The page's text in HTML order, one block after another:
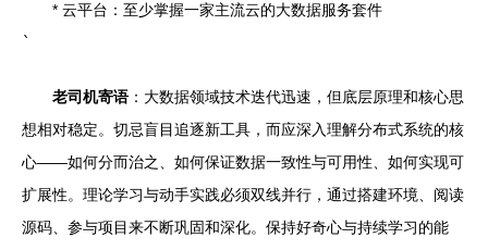
* 云平台：至少掌握一家主流云的大数据服务套件
`
老司机寄语：大数据领域技术迭代迅速，但底层原理和核心思
想相对稳定。切忌盲目追逐新工具，而应深入理解分布式系统的核
心——如何分而治之、如何保证数据一致性与可用性、如何实现可
扩展性。理论学习与动手实践必须双线并行，通过搭建环境、阅读
源码、参与项目来不断巩固和深化。保持好奇心与持续学习的能